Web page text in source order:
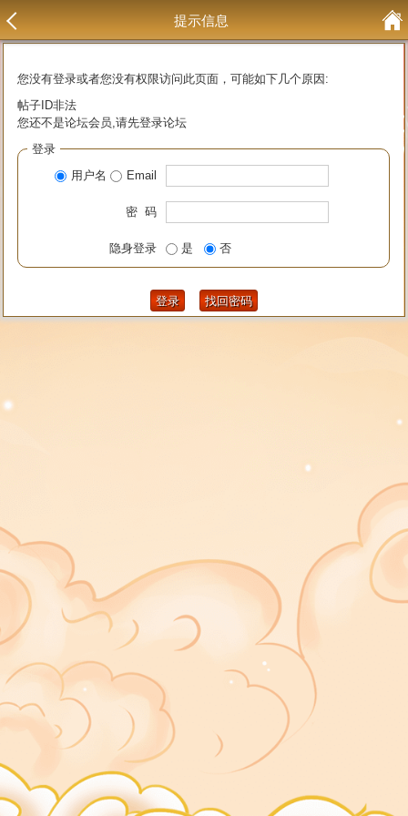
提示信息
您没有登录或者您没有权限访问此页面，可能如下几个原因:
帖子ID非法
您还不是论坛会员,请先登录论坛
登录
用户名
Email
密 码
隐身登录 是 否